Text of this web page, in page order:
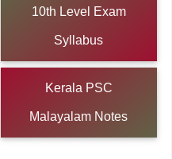
10th Level Exam
Syllabus
Kerala PSC
Malayalam Notes